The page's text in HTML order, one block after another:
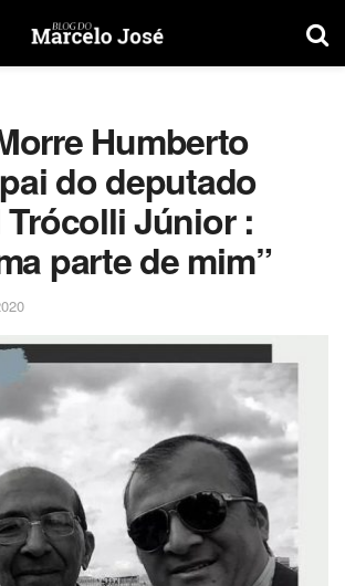
Humberto
do deputado
Júnior :
parte de mim”